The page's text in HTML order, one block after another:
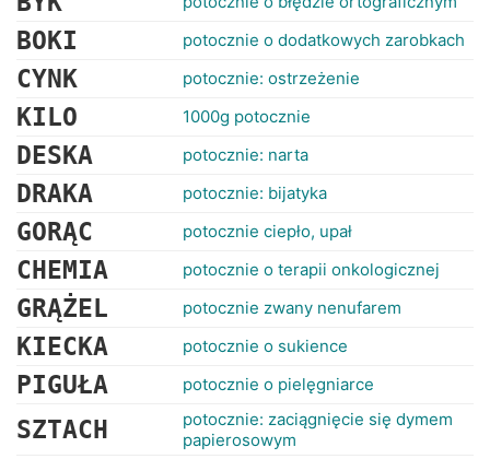
BOKI potocznie o dodatkowych zarobkach
CYNK potocznie: ostrzeżenie
KILO 1000g potocznie
DESKA potocznie: narta
DRAKA potocznie: bijatyka
GORĄC potocznie ciepło, upał
CHEMIA potocznie o terapii onkologicznej
GRĄŻEL potocznie zwany nenufarem
KIECKA potocznie o sukience
PIGUŁA potocznie o pielęgniarce
SZTACH
potocznie: zaciągnięcie się dymem
papierosowym